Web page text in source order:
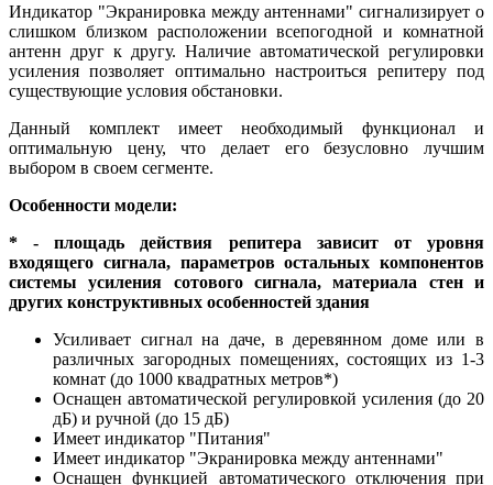
Индикатор "Экранировка между антеннами" сигнализирует о
слишком близком расположении всепогодной и комнатной
антенн друг к другу. Наличие автоматической регулировки
усиления позволяет оптимально настроиться репитеру под
существующие условия обстановки.
Данный комплект имеет необходимый функционал и
оптимальную цену, что делает его безусловно лучшим
выбором в своем сегменте.
Особенности модели:
* - площадь действия репитера зависит от уровня
входящего сигнала, параметров остальных компонентов
системы усиления сотового сигнала, материала стен и
других конструктивных особенностей здания
Усиливает сигнал на даче, в деревянном доме или в
различных загородных помещениях, состоящих из 1-3
комнат (до 1000 квадратных метров*)
Оснащен автоматической регулировкой усиления (до 20
дБ) и ручной (до 15 дБ)
Имеет индикатор "Питания"
Имеет индикатор "Экранировка между антеннами"
Оснащен функцией автоматического отключения при